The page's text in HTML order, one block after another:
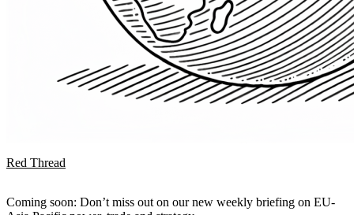
Red Thread
Coming soon: Don’t miss out on our new weekly briefing on EU-